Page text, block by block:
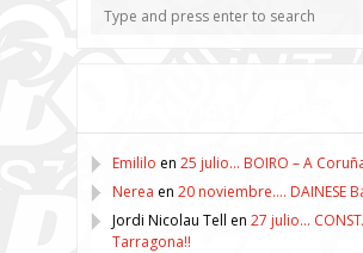
Emililo en 25 julio… BOIRO – A
Nerea en 20 noviembre…. DAINESE
Jordi Nicolau Tell en 27 julio…
Tarragona!!